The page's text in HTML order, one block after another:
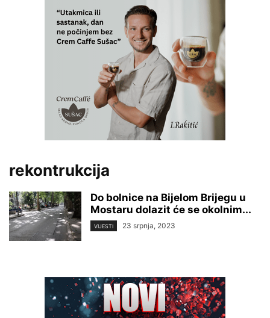
rekontrukcija
Do bolnice na Bijelom Brijegu u
Mostaru dolazit će se okolnim...
VIJESTI 23 srpnja, 2023